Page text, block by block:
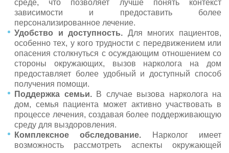
среде, что позволяет лучше понять контекст
зависимости и предоставить более
персонализированное лечение.
Удобство и доступность. Для многих пациентов,
особенно тех, у кого трудности с передвижением или
опасения столкнуться с осуждающим отношением со
стороны окружающих, вызов нарколога на дом
предоставляет более удобный и доступный способ
получения помощи.
Поддержка семьи.В случае вызова нарколога на
дом, семья пациента может активно участвовать в
процессе лечения, создавая более поддерживающую
среду для выздоровления.
Комплексное обследование. Нарколог имеет
возможность рассмотреть аспекты окружающей